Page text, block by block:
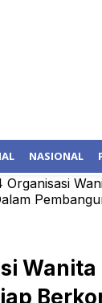
NASIONAL
Organisasi
Wanita